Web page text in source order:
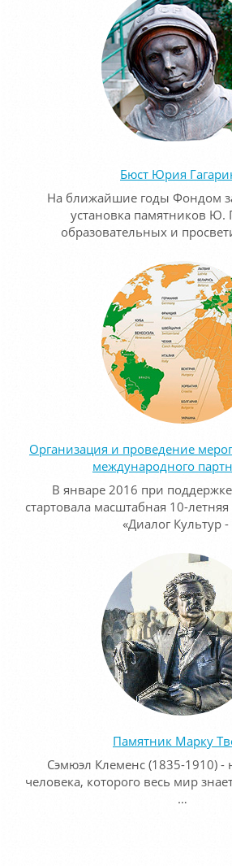
Бюст Юрия
На ближайшие годы Фондом
установка памятников Ю.
образовательных и
Организация и проведение
международного
В январе 2016 при
стартовала масштабная 10-
«Диалог Культур
Памятник Марку
Сэмюэл Клеменс (1835-1910) -
человека, которого весь мир
…